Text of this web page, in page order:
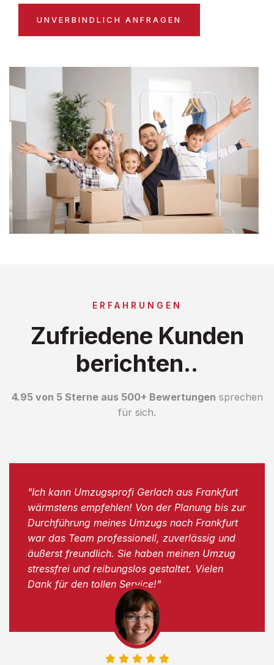
UNVERBINDLICH ANFRAGEN
ERFAHRUNGEN
Zufriedene Kunden
berichten..
4.95 von 5 Sterne aus 500+ Bewertungen sprechen
für sich.
"Ich kann Umzugsprofi Gerlach aus Frankfurt
wärmstens empfehlen! Von der Planung bis zur
Durchführung meines Umzugs nach Frankfurt
war das Team professionell, zuverlässig und
äußerst freundlich. Sie haben meinen Umzug
stressfrei und reibungslos gestaltet. Vielen
Dank für den tollen Service!"